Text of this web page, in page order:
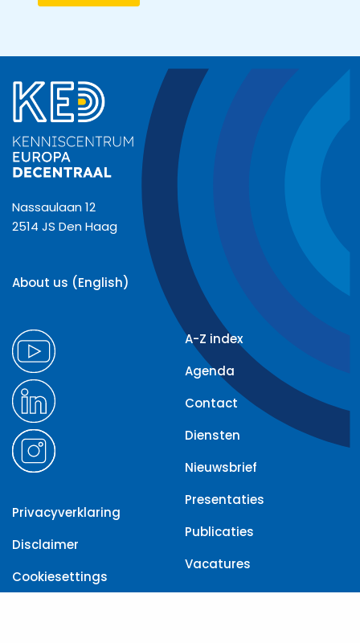
Nassaulaan 12
2514 JS Den Haag
About us (English)
Privacyverklaring
Disclaimer
Cookiesettings
A-Z index
Agenda
Contact
Diensten
Nieuwsbrief
Presentaties
Publicaties
Vacatures